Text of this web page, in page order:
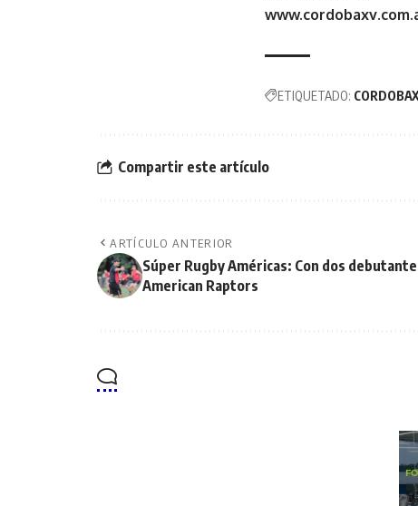
ETIQUETADO:
Compartir este artículo
ARTÍCULO ANTERIOR
Súper Rugby Américas: Con dos
American Raptors